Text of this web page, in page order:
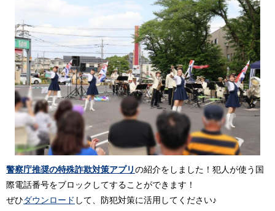
警察庁推奨の特殊詐欺対策アプリの紹介をしました！犯人が使う国
際電話番号をブロックしてすることができます！
ぜひダウンロード して、防犯対策に活用してください♪